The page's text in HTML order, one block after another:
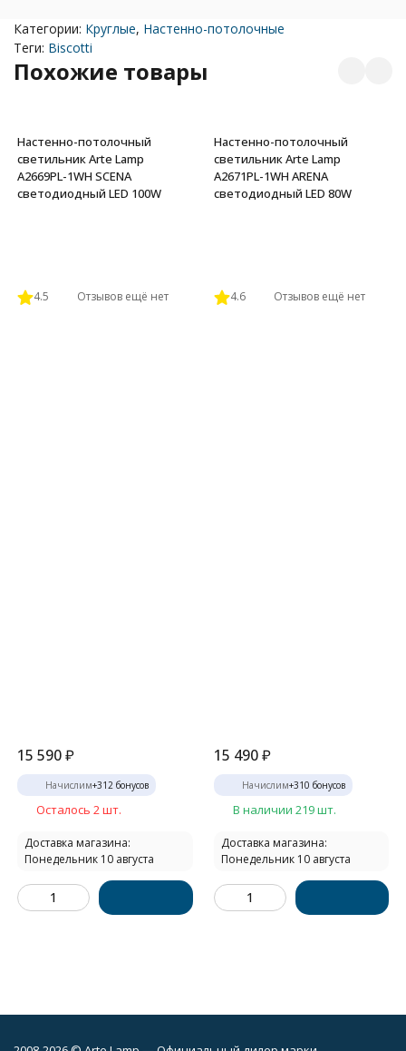
Категории: Круглые, Настенно-потолочные
Теги: Biscotti
Похожие товары
Настенно-потолочный
светильник Arte Lamp
A2669PL-1WH SCENA
светодиодный LED 100W
4.5 Отзывов ещё нет
15 590₽
Начислим+312 бонусов
Осталось 2 шт.
Доставка магазина:
Понедельник 10 августа
Настенно-потолочный
светильник Arte Lamp
A2671PL-1WH ARENA
светодиодный LED 80W
4.6 Отзывов ещё нет
15 490 ₽
Начислим+310 бонусов
В наличии 219 шт.
Доставка магазина:
Понедельник 10 августа